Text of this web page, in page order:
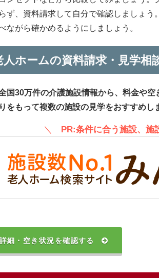
ず、資料請求して自分で確認しましょ
ながら確かめるようにしましょう。
人ホームの資料請求・見学相
国30万件の介護施設情報から、料金や空
をもって複数の施設の見学をおすすめし
＼ PR:条件に合う施設、施
細・空き状況を確認する